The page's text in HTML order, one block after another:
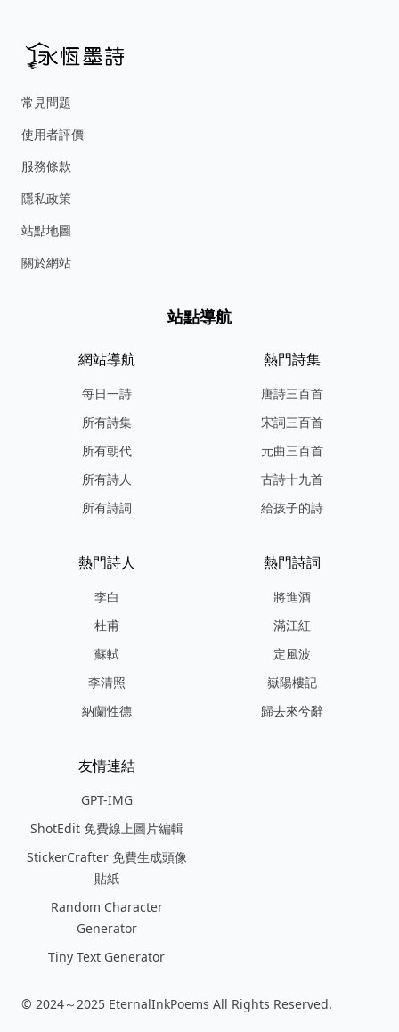
常見問題
使用者評價
服務條款
隱私政策
站點地圖
關於網站
站點導航
網站導航
每日一詩
所有詩集
所有朝代
所有詩人
所有詩詞
熱門詩集
唐詩三百首
宋詞三百首
元曲三百首
古詩十九首
給孩子的詩
熱門詩人
李白
杜甫
蘇軾
李清照
納蘭性德
熱門詩詞
將進酒
滿江紅
定風波
嶽陽樓記
歸去來兮辭
友情連結
GPT-IMG
ShotEdit 免費線上圖片編輯
StickerCrafter 免費生成頭像
貼紙
Random Character
Generator
Tiny Text Generator
© 2024～2025 EternalInkPoems All Rights Reserved.